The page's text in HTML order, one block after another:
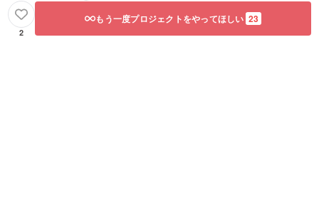
2
もう一度プロジェクトをやってほしい 23